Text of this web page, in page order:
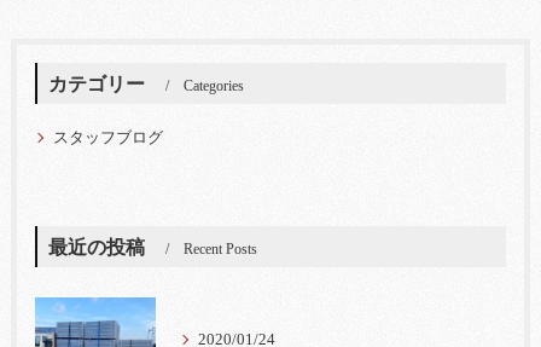
カテゴリー Categories
スタッフブログ
最近の投稿 Recent Posts
2020/01/24